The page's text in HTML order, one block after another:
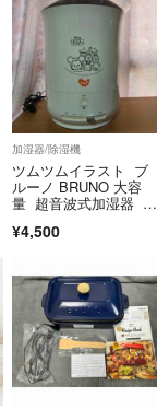
加湿器/除湿機
ツムツムイラスト ブ
ルーノ BRUNO 大容
量 超音波式加湿器 ジ
¥4,500